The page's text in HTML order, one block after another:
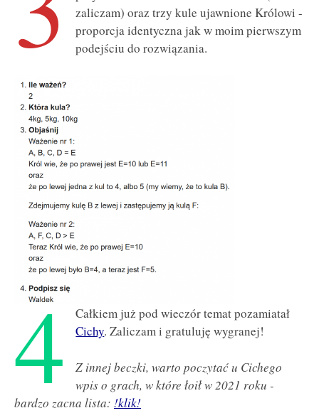
zaliczam) oraz trzy kule ujawnione Królowi -
proporcja identyczna jak w moim pierwszym
podejściu do rozwiązania.
4
Całkiem już pod wieczór temat pozamiatał
Cichy. Zaliczam i gratuluję wygranej!
Z innej beczki, warto poczytać u Cichego
wpis o grach, w które łoił w 2021 roku -
bardzo zacna lista: !klik!